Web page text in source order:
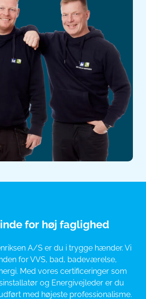
for høj faglighed
A/S er du i trygge hænder. Vi
for VVS, bad, badeværelse,
Med vores certificeringer som
og Energivejleder er du
med højeste professionalisme.